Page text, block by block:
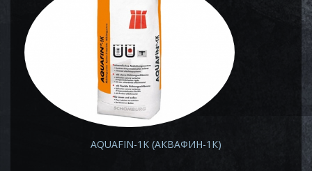
AQUAFIN-1K (АКВАФИН-1К)